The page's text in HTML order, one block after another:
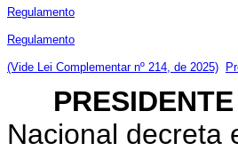
Regulamento
Regulamento
(Vide Lei Complementar nº 214, de 2025)
Nacional